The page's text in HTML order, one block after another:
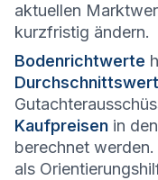
aktuellen
kurzfristig ändern.
Bodenrichtwerte
Kaufpreisen in
berechnet
als